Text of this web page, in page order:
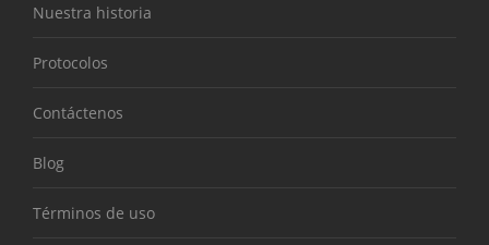
Nuestra historia
Protocolos
Contáctenos
Blog
Términos de uso